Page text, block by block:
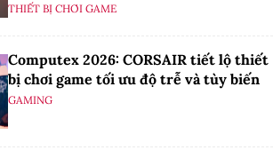
THIẾT BỊ CHƠI GAME
Computex 2026: CORSAIR tiết lộ thiết
bị chơi game tối ưu độ trễ và tùy biến
GAMING